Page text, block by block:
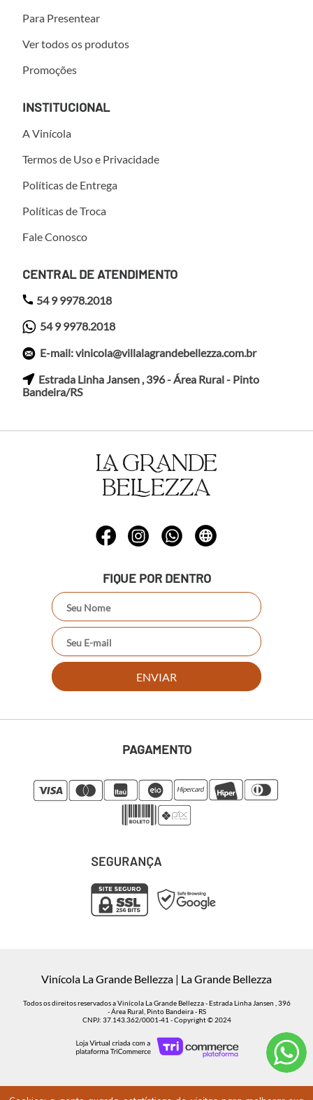
Para Presentear
Ver todos os produtos
Promoções
INSTITUCIONAL
A Vinícola
Termos de Uso e Privacidade
Políticas de Entrega
Políticas de Troca
Fale Conosco
CENTRAL DE ATENDIMENTO
54 9 9978.2018
54 9 9978.2018
E-mail: vinicola@villalagrandebellezza.com.br
Estrada Linha Jansen , 396 - Área Rural - Pinto
Bandeira/RS
FIQUE POR DENTRO
ENVIAR
PAGAMENTO
Vinícola La Grande Bellezza | La Grande Bellezza
Todos os direitos reservados a Vinícola La Grande Bellezza - Estrada Linha Jansen , 396
- Área Rural, Pinto Bandeira - RS
CNPJ: 37.143.362/0001-41 - Copyright © 2024